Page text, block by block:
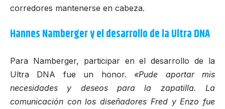
corredores mantenerse en cabeza.
Hannes Namberger y el desarrollo de la Ultra DNA
Para Namberger, participar en el desarrollo de la
Ultra DNA fue un honor. «Pude aportar mis
necesidades y deseos para la zapatilla. La
comunicación con los diseñadores Fred y Enzo fue